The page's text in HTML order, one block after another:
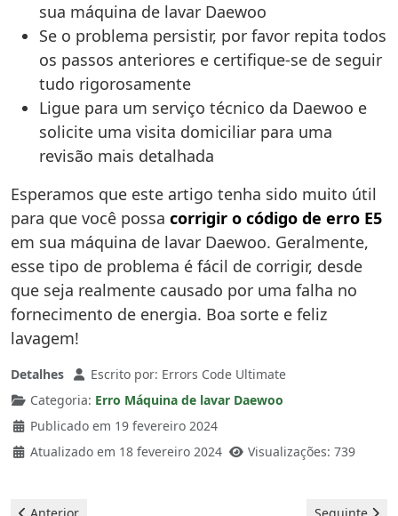
sua máquina de lavar Daewoo
Se o problema persistir, por favor repita todos
os passos anteriores e certifique-se de seguir
tudo rigorosamente
Ligue para um serviço técnico da Daewoo e
solicite uma visita domiciliar para uma
revisão mais detalhada
Esperamos que este artigo tenha sido muito útil
para que você possa corrigir o código de erro E5
em sua máquina de lavar Daewoo. Geralmente,
esse tipo de problema é fácil de corrigir, desde
que seja realmente causado por uma falha no
fornecimento de energia. Boa sorte e feliz
lavagem!
Detalhes Escrito por: Errors Code Ultimate
Categoria: Erro Máquina de lavar Daewoo
Publicado em 19 fevereiro 2024
Atualizado em 18 fevereiro 2024
Visualizações: 739
Artigo anterior: Daewoo Máquina de lavar - erro E4Artigo